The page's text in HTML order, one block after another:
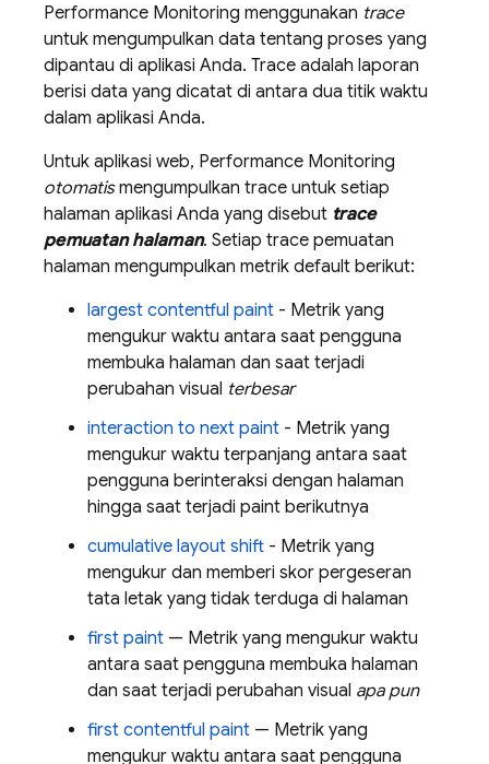
Performance Monitoring menggunakan trace
untuk mengumpulkan data tentang proses yang
dipantau di aplikasi Anda. Trace adalah laporan
berisi data yang dicatat di antara dua titik waktu
dalam aplikasi Anda.
Untuk aplikasi web, Performance Monitoring
otomatismengumpulkan trace untuk setiap
halaman aplikasi Anda yang disebut trace
pemuatan halaman. Setiap trace pemuatan
halaman mengumpulkan metrik default berikut:
largest contentful paint - Metrik yang
mengukur waktu antara saat pengguna
membuka halaman dan saat terjadi
perubahan visual terbesar
interaction to next paint - Metrik yang
mengukur waktu terpanjang antara saat
pengguna berinteraksi dengan halaman
hingga saat terjadi paint berikutnya
cumulative layout shift - Metrik yang
mengukur dan memberi skor pergeseran
tata letak yang tidak terduga di halaman
first paint — Metrik yang mengukur waktu
antara saat pengguna membuka halaman
dan saat terjadi perubahan visual apa pun
first contentful paint — Metrik yang
mengukur waktu antara saat pengguna